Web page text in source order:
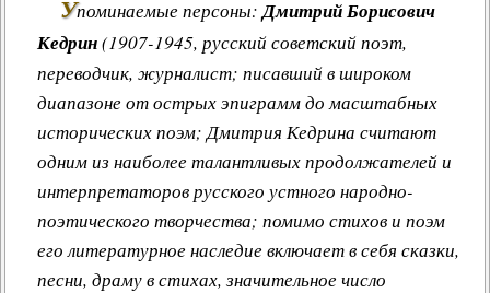
Упоминаемые персоны:Дмитрий Борисович
Кедрин(1907-1945, русский советский поэт,
переводчик, журналист; писавший в широком
диапазоне от острых эпиграмм до масштабных
исторических поэм; Дмитрия Кедрина считают
одним из наиболее талантливых продолжателей и
интерпретаторов русского устного народно-
поэтического творчества; помимо стихов и поэм
его литературное наследие включает в себя сказки,
песни, драму в стихах, значительное число